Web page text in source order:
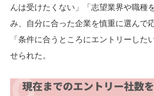
んは受けたくない」「志望業界や職種
み、自分に合った企業を慎重に選んで
「条件に合うところにエントリーした
せられた。